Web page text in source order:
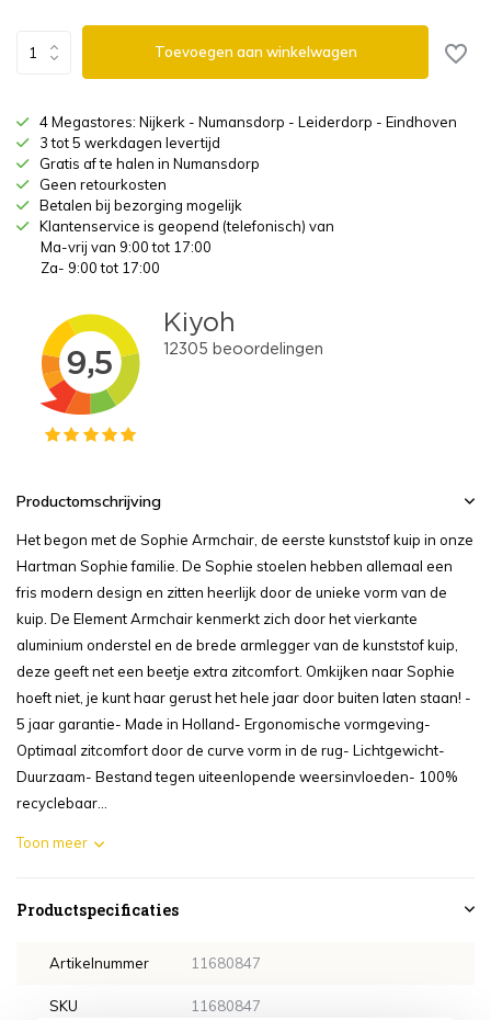
Toevoegen aan winkelwagen
4 Megastores: Nijkerk - Numansdorp - Leiderdorp - Eindhoven
3 tot 5 werkdagen levertijd
Gratis af te halen in Numansdorp
Geen retourkosten
Betalen bij bezorging mogelijk
Klantenservice is geopend (telefonisch) van
Ma-vrij van 9:00 tot 17:00
Za- 9:00 tot 17:00
Productomschrijving
Het begon met de Sophie Armchair, de eerste kunststof kuip in onze
Hartman Sophie familie. De Sophie stoelen hebben allemaal een
fris modern design en zitten heerlijk door de unieke vorm van de
kuip. De Element Armchair kenmerkt zich door het vierkante
aluminium onderstel en de brede armlegger van de kunststof kuip,
deze geeft net een beetje extra zitcomfort. Omkijken naar Sophie
hoeft niet, je kunt haar gerust het hele jaar door buiten laten staan! -
5 jaar garantie- Made in Holland- Ergonomische vormgeving-
Optimaal zitcomfort door de curve vorm in de rug- Lichtgewicht-
Duurzaam- Bestand tegen uiteenlopende weersinvloeden- 100%
recyclebaar...
Toon meer
Productspecificaties
Artikelnummer 11680847
SKU 11680847